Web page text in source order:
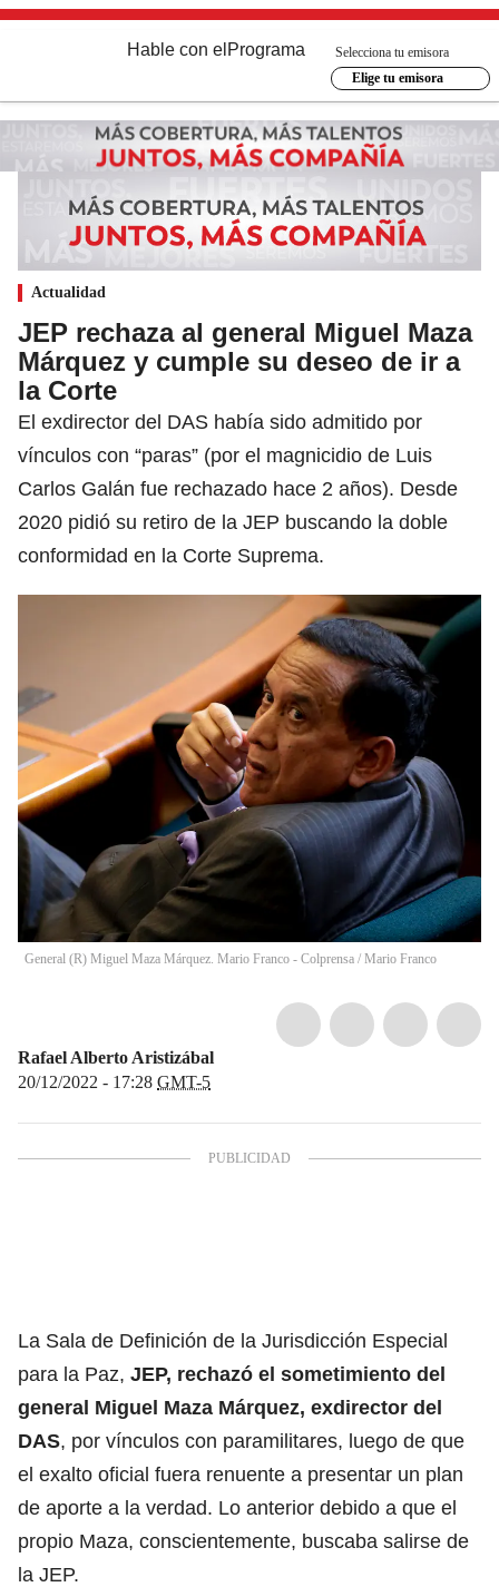
Hable con el Programa
Selecciona tu emisora
Elige tu emisora
Actualidad
JEP rechaza al general Miguel Maza
Márquez y cumple su deseo de ir a
la Corte
El exdirector del DAS había sido admitido por
vínculos con “paras” (por el magnicidio de Luis
Carlos Galán fue rechazado hace 2 años). Desde
2020 pidió su retiro de la JEP buscando la doble
conformidad en la Corte Suprema.
General (R) Miguel Maza Márquez. Mario Franco - Colprensa / Mario Franco
Rafael Alberto Aristizábal
20/12/2022 - 17:28 GMT-5
La Sala de Definición de la Jurisdicción Especial
para la Paz, JEP, rechazó el sometimiento del
general Miguel Maza Márquez, exdirector del
DAS, por vínculos con paramilitares, luego de que
el exalto oficial fuera renuente a presentar un plan
de aporte a la verdad. Lo anterior debido a que el
propio Maza, conscientemente, buscaba salirse de
la JEP.